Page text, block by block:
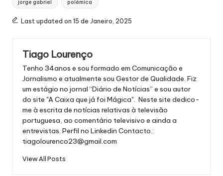
jorge gabriel polémica
Last updated on 15 de Janeiro, 2025
Tiago Lourenço
Tenho 34anos e sou formado em Comunicação e
Jornalismo e atualmente sou Gestor de Qualidade. Fiz
um estágio no jornal “Diário de Notícias” e sou autor
do site "A Caixa que já foi Mágica". Neste site dedico-
me à escrita de notícias relativas à televisão
portuguesa, ao comentário televisivo e ainda a
entrevistas. Perfil no Linkedin Contacto.:
tiagolourenco23@gmail.com
View All Posts